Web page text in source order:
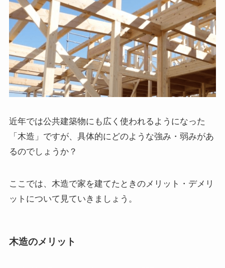
近年では公共建築物にも広く使われるようになった
「木造」ですが、具体的にどのような強み・弱みがあ
るのでしょうか？
ここでは、木造で家を建てたときのメリット・デメリ
ットについて見ていきましょう。
木造のメリット